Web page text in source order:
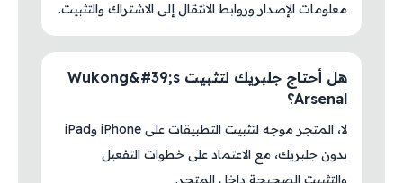
معلومات الإصدار وروابط الانتقال إلى الاشتراك والتثبيت.
هل أحتاج جلبريك لتثبيت Wukong&#39;s
Arsenal؟
لا، المتجر موجه لتثبيت التطبيقات على iPhone وiPad
بدون جلبريك، مع الاعتماد على خطوات التفعيل
والتثبيت الصحيحة داخل المتجر.